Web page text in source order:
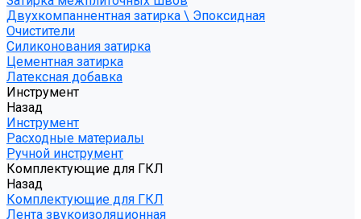
Двухкомпаннентная затирка \ Эпоксидная
Очистители
Силиконования затирка
Цементная затирка
Латексная добавка
Инструмент
Назад
Инструмент
Расходные материалы
Ручной инструмент
Комплектующие для ГКЛ
Назад
Комплектующие для ГКЛ
Лента звукоизоляционная